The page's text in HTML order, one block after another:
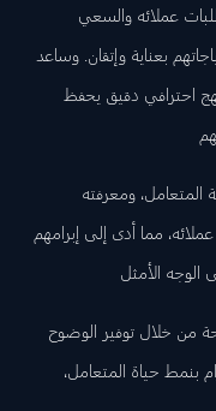
عملائه والسعي
بعناية وإتقان. وساعد
احترافي دقيق يحفظ
ومعرفته
مما أدى إلى إبرامهم
من خلال توفير الوضوح
بنمط حياة المتعامل،